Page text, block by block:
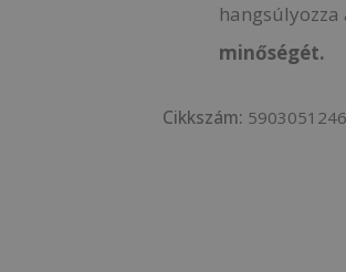
hangsúlyozza
minőségét.
Cikkszám: